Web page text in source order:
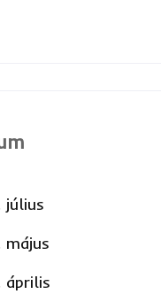
július
május
április